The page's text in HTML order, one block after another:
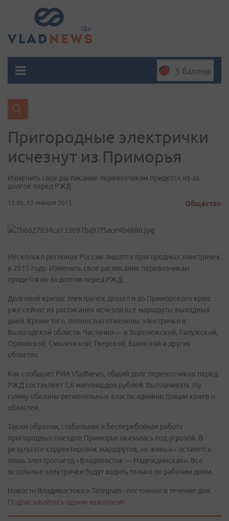
5 баллов
Пригородные электрички
исчезнут из Приморья
Изменить свое расписание перевозчикам придется из-за
долгов перед РЖД
15:06, 13 января 2015 Общество
Несколько регионов России лишатся пригородных электричек
в 2015 году. Изменить свое расписание перевозчикам
придется из-за долгов перед РЖД.
Долговой кризис электричек дошел и до Приморского края:
уже сейчас из расписания исчезли все маршруты выходных
дней. Кроме того, полностью отменены электрички в
Вологодской области. Частично — в Воронежской, Калужской,
Орловской, Смоленской, Тверской, Брянской и других
областях.
Как сообщает РИА VladNews, общий долг перевозчиков перед
РЖД составляет 5,6 миллиардов рублей. Выплачивать эту
сумму обязаны региональные власти: администрации краев и
областей.
Таким образом, стабильная и бесперебойная работа
пригородных поездов Приморья оказалась под угрозой. В
результате корректировок маршрутов, «в живых» останется
лишь электропоезд «Владивосток — Надеждинская». Все
остальные электрички будут ходить только по рабочим дням.
Новости Владивостока в Telegram - постоянно в течение дня.
Подписывайтесь одним нажатием!